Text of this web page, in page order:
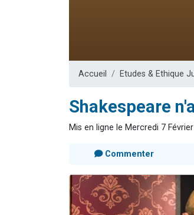
Accueil Etudes & Ethique
Shakespeare
Mis en ligne le Mercredi 7
Commenter